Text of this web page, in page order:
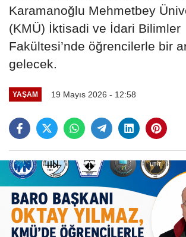
Karamanoğlu Mehmetbey
(KMÜ) İktisadi ve İdari Bilimler
Fakültesi’nde öğrencilerle bir
gelecek.
YAŞAM 19 Mayıs 2026 - 12:58